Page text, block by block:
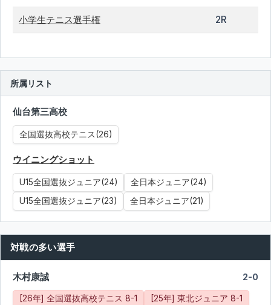
小学生テニス選手権 2R
所属リスト
仙台第三高校
全国選抜高校テニス(26)
ウイニングショット
U15全国選抜ジュニア(24)
全日本ジュニア(24)
U15全国選抜ジュニア(23)
全日本ジュニア(21)
対戦の多い選手
木村康誠 2-0
[26年] 全国選抜高校テニス 8-1 [25年] 東北ジュニア 8-1